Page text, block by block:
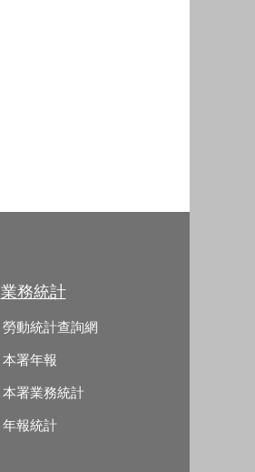
業務統計
勞動統計查詢網
本署年報
本署業務統計
年報統計